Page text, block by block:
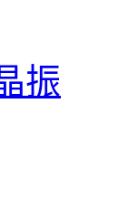
振